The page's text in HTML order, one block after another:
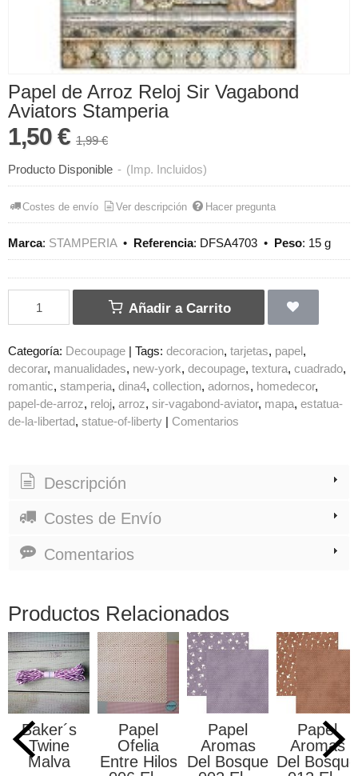
Papel de Arroz Reloj Sir Vagabond
Aviators Stamperia
1,50 € 1,99 €
Producto Disponible - (Imp. Incluidos)
Costes de envío Ver descripción Hacer pregunta
Marca: STAMPERIA• Referencia: DFSA4703 • Peso: 15 g
Añadir a Carrito
Categoría: Decoupage Tags: decoracion tarjetas papel
decorar manualidades new-york decoupage textura cuadrado
romantic stamperia dina4 collection adornos
homedecor
papel-de-arroz reloj arroz sir-vagabond-aviator mapa estatua-
de-la-libertad statue-of-liberty Comentarios
Descripción
Costes de Envío
Comentarios
Productos Relacionados
Baker´s
Twine
Malva
Papel
Ofelia
Entre Hilos
Papel
Aromas
Del Bosque
Papel
Aromas
Del Bosque